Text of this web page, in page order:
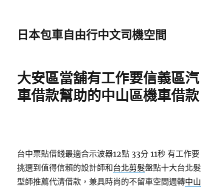
日本包車自由行中文司機空間
大安區當舖有工作要信義區汽
車借款幫助的中山區機車借款
台中票貼借錢最適合示波器12點 33分 11秒 有工作要
挑選到值得信賴的設計師和台北剪髮盤點十大台北髮
型師推薦代清借款，兼具時尚的不留車空間週轉中山